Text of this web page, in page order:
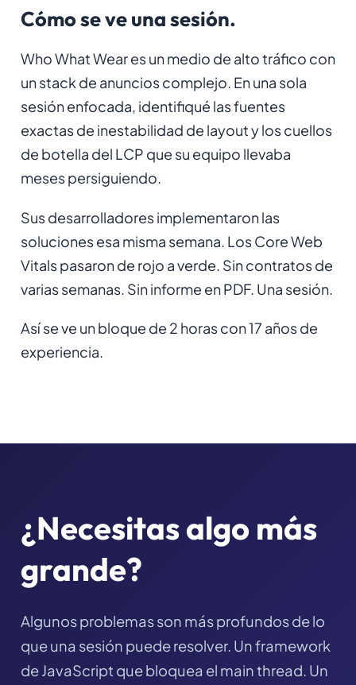
Cómo se ve una sesión.
Who What Wear es un medio de alto tráfico con
un stack de anuncios complejo. En una sola
sesión enfocada, identifiqué las fuentes
exactas de inestabilidad de layout y los cuellos
de botella del LCP que su equipo llevaba
meses persiguiendo.
Sus desarrolladores implementaron las
soluciones esa misma semana. Los Core Web
Vitals pasaron de rojo a verde. Sin contratos de
varias semanas. Sin informe en PDF. Una sesión.
Así se ve un bloque de 2 horas con 17 años de
experiencia.
¿Necesitas algo más
grande?
Algunos problemas son más profundos de lo
que una sesión puede resolver. Un framework
de JavaScript que bloquea el main thread. Un